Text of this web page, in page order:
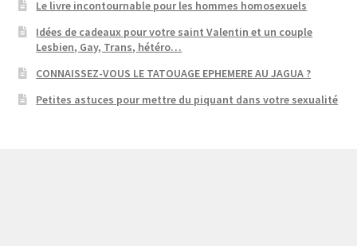
Le livre incontournable pour les hommes homosexuels
Idées de cadeaux pour votre saint Valentin et un couple
Lesbien, Gay, Trans, hétéro…
CONNAISSEZ-VOUS LE TATOUAGE EPHEMERE AU JAGUA ?
Petites astuces pour mettre du piquant dans votre sexualité